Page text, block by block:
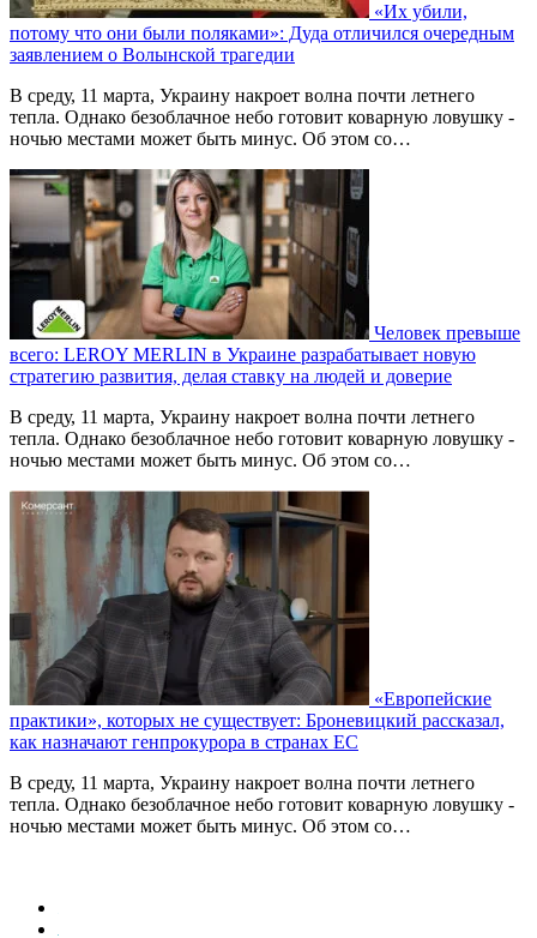
«Их убили,
потому что они были поляками»: Дуда отличился очередным
заявлением о Волынской трагедии
В среду, 11 марта, Украину накроет волна почти летнего
тепла. Однако безоблачное небо готовит коварную ловушку -
ночью местами может быть минус. Об этом со…
Человек превыше
всего: LEROY MERLIN в Украине разрабатывает новую
стратегию развития, делая ставку на людей и доверие
В среду, 11 марта, Украину накроет волна почти летнего
тепла. Однако безоблачное небо готовит коварную ловушку -
ночью местами может быть минус. Об этом со…
«Европейские
практики», которых не существует: Броневицкий рассказал,
как назначают генпрокурора в странах ЕС
В среду, 11 марта, Украину накроет волна почти летнего
тепла. Однако безоблачное небо готовит коварную ловушку -
ночью местами может быть минус. Об этом со…